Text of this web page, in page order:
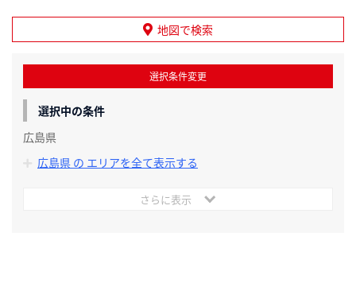
地図で検索
選択条件変更
選択中の条件
広島県
広島県 の エリアを全て表示する
さらに表示